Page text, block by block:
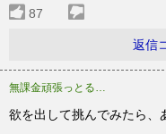
87
返信
無課金頑張っとるけど･･･
欲を出して挑んでみたら、